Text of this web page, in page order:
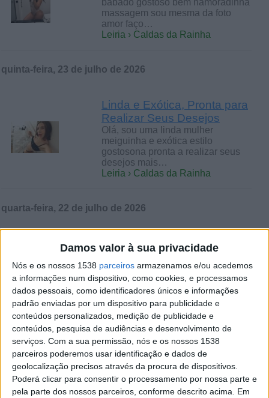
Damos valor à sua privacidade
Nós e os nossos 1538 parceiros armazenamos e/ou acedemos
a informações num dispositivo, como cookies, e processamos
dados pessoais, como identificadores únicos e informações
padrão enviadas por um dispositivo para publicidade e
conteúdos personalizados, medição de publicidade e
conteúdos, pesquisa de audiências e desenvolvimento de
serviços. Com a sua permissão, nós e os nossos 1538
parceiros poderemos usar identificação e dados de
geolocalização precisos através da procura de dispositivos.
Poderá clicar para consentir o processamento por nossa parte e
pela parte dos nossos parceiros, conforme descrito acima. Em
babado gostoso bem namoradinha
massagem sou mesma da foto
amor faço…
Leiria › Caldas da Rainha
quinta-feira, 23 de julho de 2026
Linda e Exótica, Pronta para
Realizar Seus Desejos
Olá, sou uma linda mulher
meiguinha e exótica estilo
gostosona pronta a realizar seus
desejos mais…
Leiria › Caldas da Rainha
quarta-feira, 22 de julho de 2026
Venha Descobrir um Mundo
Místico Através de Vários
Jogos de Sedução e de
muito P
…razer a mistura. Atendemos num
Espaço Privado de Requinte e
com muita Higiene , Musica
Ambiental e…
Leiria › Caldas da Rainha
quarta-feira, 15 de julho de 2026